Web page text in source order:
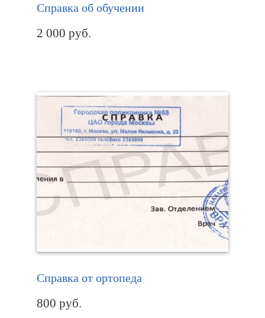
Справка об обучении
2 000 руб.
Справка от ортопеда
800 руб.